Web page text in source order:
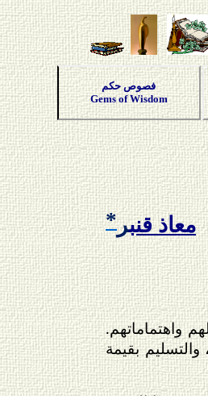
فصوص حكم
Gems of Wisdom
معاذ قنبر*
واهتماماتهم.
والتسليم بقيمة